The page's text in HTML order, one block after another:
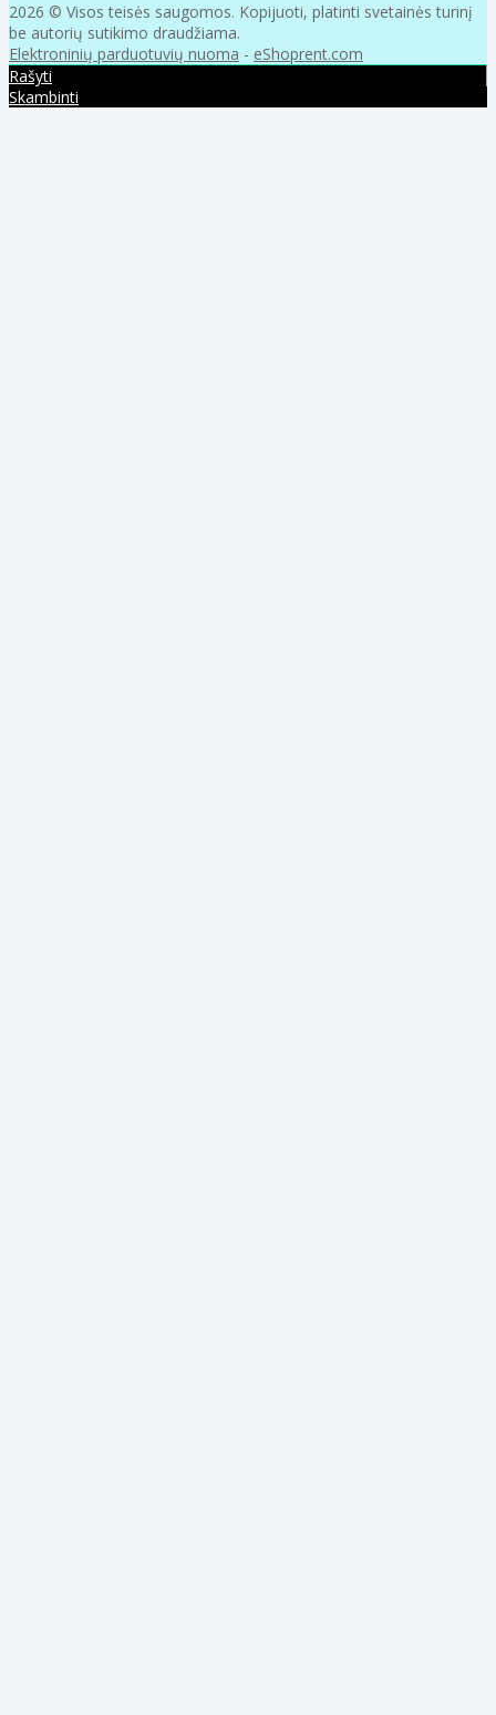
2026 © Visos teisės saugomos. Kopijuoti, platinti svetainės turinį
be autorių sutikimo draudžiama.
Elektroninių parduotuvių nuoma - eShoprent.com
Rašyti
Skambinti